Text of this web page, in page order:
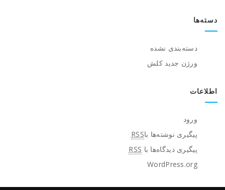
دسته‌ها
دسته‌بندی نشده
ورژن جدید کلش
اطلاعات
ورود
پیگیری نوشته‌ها باRSS
پیگیری دیدگاه‌ها با RSS
WordPress.org